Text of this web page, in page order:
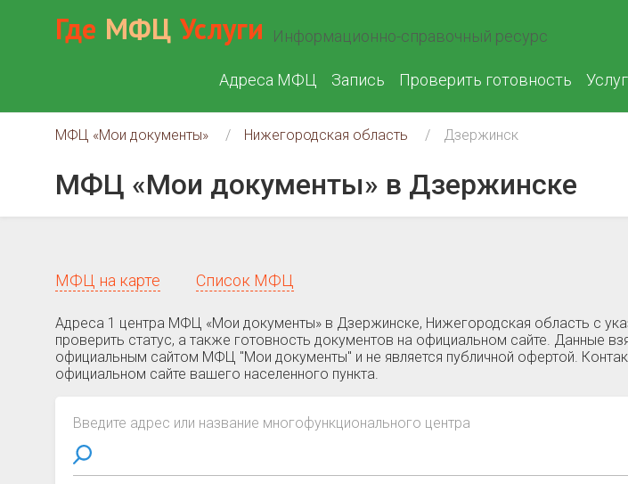
Где МФЦ Услуги Информационно-справочный ресурс
Адреса МФЦ Запись Проверить готовность
МФЦ «Мои документы» Нижегородская область Дзержинск
МФЦ «Мои документы» в Дзержинске
МФЦ на карте Список МФЦ
Адреса 1 центра МФЦ «Мои документы» в Дзержинске, Нижегородская область c
проверить статус, а также готовность документов на официальном сайте. Данные
официальным сайтом МФЦ "Мои документы" и не является публичной офертой.
официальном сайте вашего населенного пункта.
Введите адрес или название многофункционального центра